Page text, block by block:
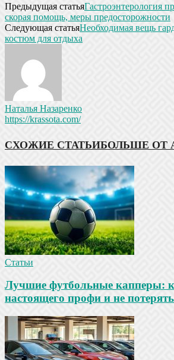
Предыдущая статьяГастроэнтерология
скорая помощь, меры предосторожности
Следующая статьяНеобходимая вещь
костюм для отдыха
Наталья Назаренко
https://krassota.com/
СХОЖИЕ СТАТЬИБОЛЬШЕ ОТ
Статьи
Лучшие футбольные капперы:
настоящего профи и не